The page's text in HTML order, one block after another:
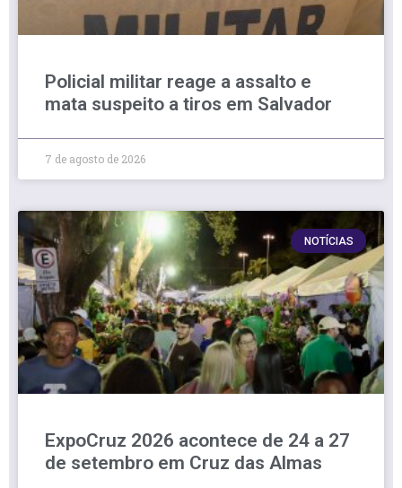
Policial militar reage a assalto e
mata suspeito a tiros em Salvador
7 de agosto de 2026
NOTÍCIAS
ExpoCruz 2026 acontece de 24 a 27
de setembro em Cruz das Almas